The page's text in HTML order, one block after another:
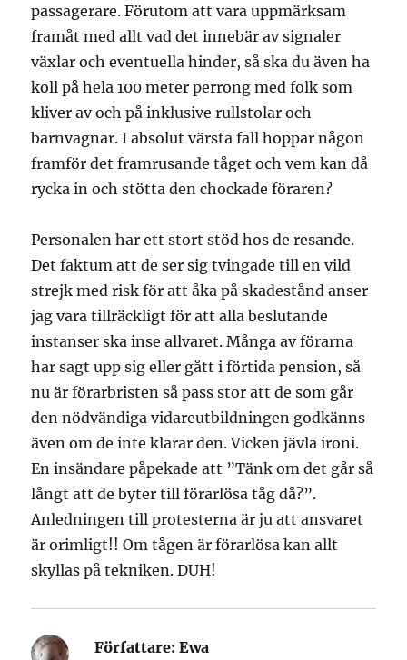
passagerare. Förutom att vara uppmärksam
framåt med allt vad det innebär av signaler
växlar och eventuella hinder, så ska du även ha
koll på hela 100 meter perrong med folk som
kliver av och på inklusive rullstolar och
barnvagnar. I absolut värsta fall hoppar någon
framför det framrusande tåget och vem kan då
rycka in och stötta den chockade föraren?
Personalen har ett stort stöd hos de resande.
Det faktum att de ser sig tvingade till en vild
strejk med risk för att åka på skadestånd anser
jag vara tillräckligt för att alla beslutande
instanser ska inse allvaret. Många av förarna
har sagt upp sig eller gått i förtida pension, så
nu är förarbristen så pass stor att de som går
den nödvändiga vidareutbildningen godkänns
även om de inte klarar den. Vicken jävla ironi.
En insändare påpekade att ”Tänk om det går så
långt att de byter till förarlösa tåg då?”.
Anledningen till protesterna är ju att ansvaret
är orimligt!! Om tågen är förarlösa kan allt
skyllas på tekniken. DUH!
Författare: Ewa